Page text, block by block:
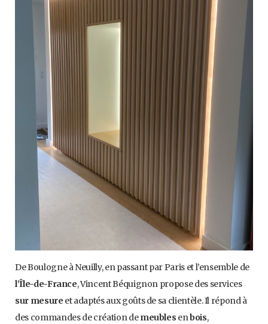
De Boulogne à Neuilly, en passant par Paris et l’ensemble de
l’Île-de-France, Vincent Béquignon propose des services
sur mesure et adaptés aux goûts de sa clientèle. Il répond à
des commandes de création demeubles enbois,